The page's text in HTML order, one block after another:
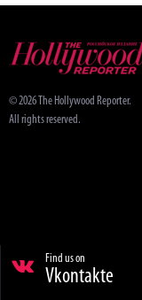
© 2026 The Hollywood Reporter.
All rights reserved.
Find us on
Vkontakte